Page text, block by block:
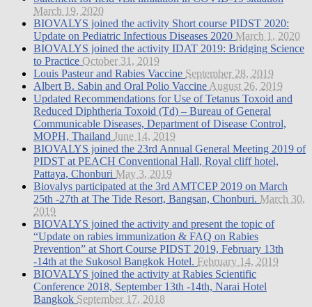
March 19, 2020
BIOVALYS joined the activity Short course PIDST 2020:
Update on Pediatric Infectious Diseases 2020 March 1, 2020
BIOVALYS joined the activity IDAT 2019: Bridging Science
to Practice October 31, 2019
Louis Pasteur and Rabies Vaccine September 28, 2019
Albert B. Sabin and Oral Polio Vaccine August 26, 2019
Updated Recommendations for Use of Tetanus Toxoid and
Reduced Diphtheria Toxoid (Td) – Bureau of General
Communicable Diseases, Department of Disease Control,
MOPH, Thailand June 14, 2019
BIOVALYS joined the 23rd Annual General Meeting 2019 of
PIDST at PEACH Conventional Hall, Royal cliff hotel,
Pattaya, Chonburi May 3, 2019
Biovalys participated at the 3rd AMTCEP 2019 on March
25th -27th at The Tide Resort, Bangsan, Chonburi. March 30,
2019
BIOVALYS joined the activity and present the topic of
“Update on rabies immunization & FAQ on Rabies
Prevention” at Short Course PIDST 2019, February 13th
-14th at the Sukosol Bangkok Hotel. February 14, 2019
BIOVALYS joined the activity at Rabies Scientific
Conference 2018, September 13th -14th, Narai Hotel
Bangkok September 17, 2018